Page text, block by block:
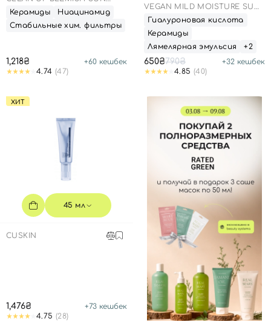
LOTION SPF 50+ PA++++
Керамиды
Ниацинамид
Стабильные хим. фильтры
1,218₴ +60 кешбек
4.74 (47)
СКВАЛАНОМ, 50 МЛ
VEGAN MILD MOISTURE SUN
SPF 50+ PA++++
Гиалуроновая кислота
Керамиды
Лямелярная эмульсия
+2
650₴790₴ +32 кешбек
4.85 (40)
ХИТ
45 мл
CUSKIN
1,476₴ +73 кешбек
4.75 (28)
Вход Регистрация
Отправляя форму для авторизации/регистрации, вы
Пользовательские соглашения
Войти с помощью e-mail